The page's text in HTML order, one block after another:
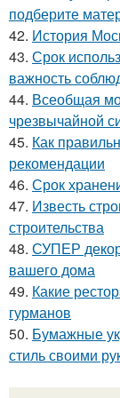
подберите
42. История
43. Срок
важность
44. Всеобщая
чрезвычайной
45. Как
рекомендации
46. Срок
47. Известь
строительства
48. СУПЕР
вашего дома
49. Какие
гурманов
50. Бумажные
стиль своими